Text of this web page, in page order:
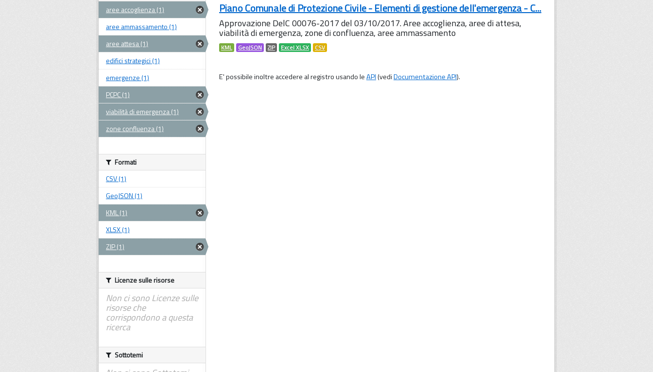
Piano Comunale di Protezione Civile - Elementi di gestione dell'emergenza - C...
Approvazione DelC 00076-2017 del 03/10/2017. Aree accoglienza, aree di attesa,
viabilità di emergenza, zone di confluenza, aree ammassamento
KML GeoJSON ZIP Excel XLSX CSV
E' possibile inoltre accedere al registro usando leAPI(vediDocumentazione API).
aree accoglienza (1)
aree ammassamento (1)
aree attesa (1)
edifici strategici (1)
emergenze (1)
PCPC (1)
viabilità di emergenza (1)
zone confluenza (1)
Formati
CSV (1)
GeoJSON (1)
KML (1)
XLSX (1)
ZIP (1)
Licenze sulle risorse
Non ci sono Licenze sulle
risorse che
corrispondono a questa
ricerca
Sottotemi